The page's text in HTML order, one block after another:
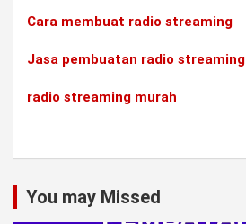
Cara membuat radio streaming
Jasa pembuatan radio streaming
radio streaming murah
You may Missed